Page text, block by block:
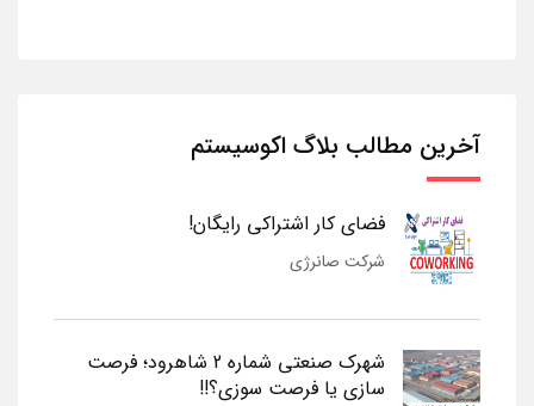
آخرین مطالب بلاگ اکوسیستم
فضای کار اشتراکی رایگان!
شرکت صانرژی
شهرک صنعتی شماره 2 شاهرود؛ فرصت
سازی یا فرصت سوزی؟!!